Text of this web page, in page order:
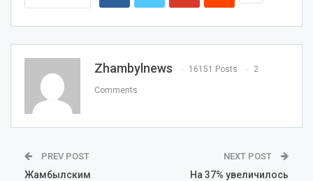
Zhambylnews 16151 Posts 2
Comments
PREV POST
Жамбылским
NEXT POST
На 37% увеличилось